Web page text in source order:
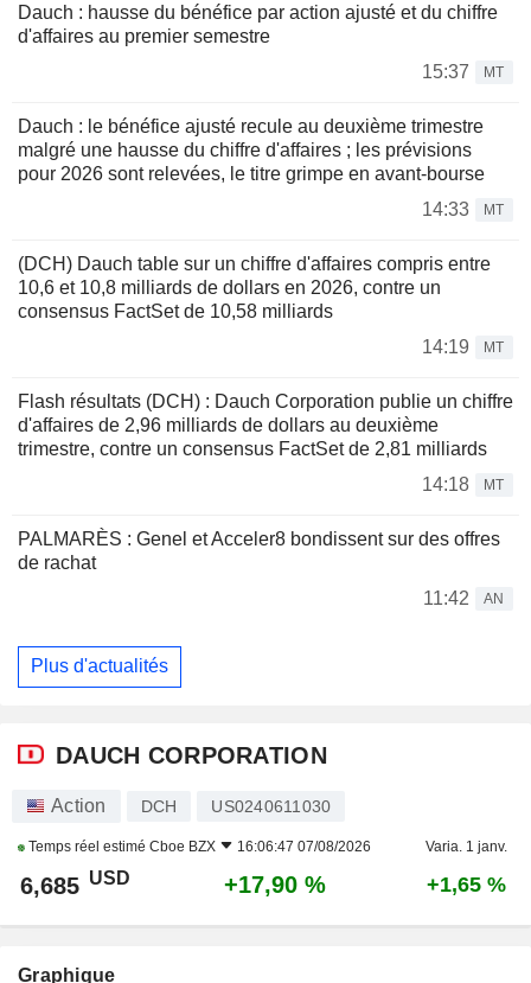
Dauch : hausse du bénéfice par action ajusté et du chiffre
d'affaires au premier semestre
15:37
MT
Dauch : le bénéfice ajusté recule au deuxième trimestre
malgré une hausse du chiffre d'affaires ; les prévisions
pour 2026 sont relevées, le titre grimpe en avant-bourse
14:33
MT
(DCH) Dauch table sur un chiffre d'affaires compris entre
10,6 et 10,8 milliards de dollars en 2026, contre un
consensus FactSet de 10,58 milliards
14:19
MT
Flash résultats (DCH) : Dauch Corporation publie un chiffre
d'affaires de 2,96 milliards de dollars au deuxième
trimestre, contre un consensus FactSet de 2,81 milliards
14:18
MT
PALMARÈS : Genel et Acceler8 bondissent sur des offres
de rachat
11:42
AN
Plus d'actualités
DAUCH CORPORATION
Action DCH US0240611030
Temps réel estimé Cboe BZX 16:06:47 07/08/2026 Varia. 1 janv.
6,685 USD +17,90 % +1,65 %
Graphique